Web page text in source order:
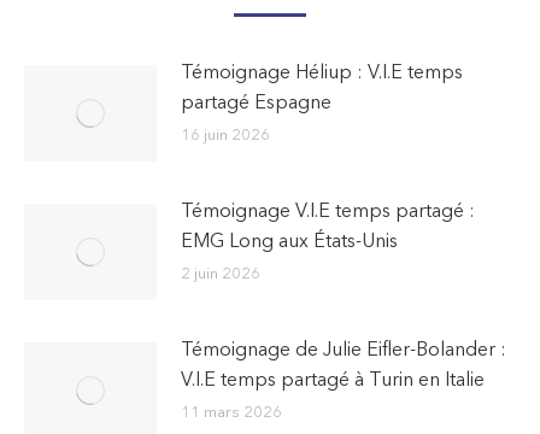
Témoignage Héliup : V.I.E temps
partagé Espagne
16 juin 2026
Témoignage V.I.E temps partagé :
EMG Long aux États-Unis
2 juin 2026
Témoignage de Julie Eifler-Bolander :
V.I.E temps partagé à Turin en Italie
11 mars 2026